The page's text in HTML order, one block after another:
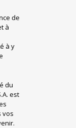
de
à
à y
du
est
vos